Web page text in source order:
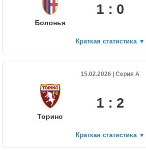
Болонья
1 : 0
Краткая статистика ▼
15.02.2026 | Серия А
Торино
1 : 2
Краткая статистика ▼